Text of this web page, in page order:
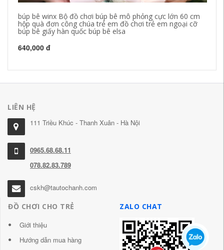
búp bê winx Bộ đồ chơi búp bê mô phỏng cực lớn 60 cm
hộp quà đơn công chúa trẻ em đồ chơi trẻ em ngoại cỡ
búp bê giấy hàn quốc búp bê elsa
640,000 đ
LIÊN HỆ
111 Triều Khúc - Thanh Xuân - Hà Nội
0965.68.68.11
078.82.83.789
cskh@tautochanh.com
ĐỒ CHƠI CHO TRẺ
Giới thiệu
Hướng dẫn mua hàng
ZALO CHAT